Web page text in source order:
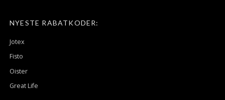
NYESTE RABATKODER:
Jotex
Fisto
Oister
Great Life